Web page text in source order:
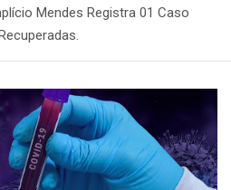
Mendes Registra 01 Caso